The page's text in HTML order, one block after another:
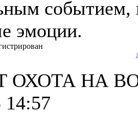
событием,
эмоции.
ОХОТА НА
14:57